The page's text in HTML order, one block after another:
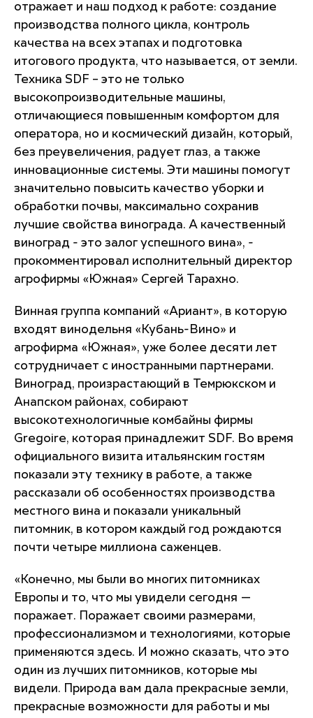
отражает и наш подход к работе: создание
производства полного цикла, контроль
качества на всех этапах и подготовка
итогового продукта, что называется, от земли.
Техника SDF – это не только
высокопроизводительные машины,
отличающиеся повышенным комфортом для
оператора, но и космический дизайн, который,
без преувеличения, радует глаз, а также
инновационные системы. Эти машины помогут
значительно повысить качество уборки и
обработки почвы, максимально сохранив
лучшие свойства винограда. А качественный
виноград - это залог успешного вина», -
прокомментировал исполнительный директор
агрофирмы «Южная» Сергей Тарахно.
Винная группа компаний «Ариант», в которую
входят винодельня «Кубань-Вино» и
агрофирма «Южная», уже более десяти лет
сотрудничает с иностранными партнерами.
Виноград, произрастающий в Темрюкском и
Анапском районах, собирают
высокотехнологичные комбайны фирмы
Gregoire, которая принадлежит SDF. Во время
официального визита итальянским гостям
показали эту технику в работе, а также
рассказали об особенностях производства
местного вина и показали уникальный
питомник, в котором каждый год рождаются
почти четыре миллиона саженцев.
«Конечно, мы были во многих питомниках
Европы и то, что мы увидели сегодня —
поражает. Поражает своими размерами,
профессионализмом и технологиями, которые
применяются здесь. И можно сказать, что это
один из лучших питомников, которые мы
видели. Природа вам дала прекрасные земли,
прекрасные возможности для работы и мы